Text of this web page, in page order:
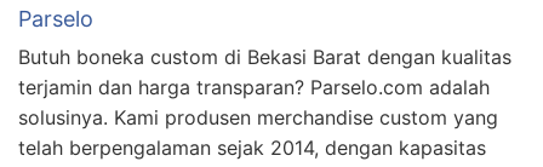
Parselo
Butuh boneka custom di Bekasi Barat dengan kualitas
terjamin dan harga transparan? Parselo.com adalah
solusinya. Kami produsen merchandise custom yang
telah berpengalaman sejak 2014, dengan kapasitas